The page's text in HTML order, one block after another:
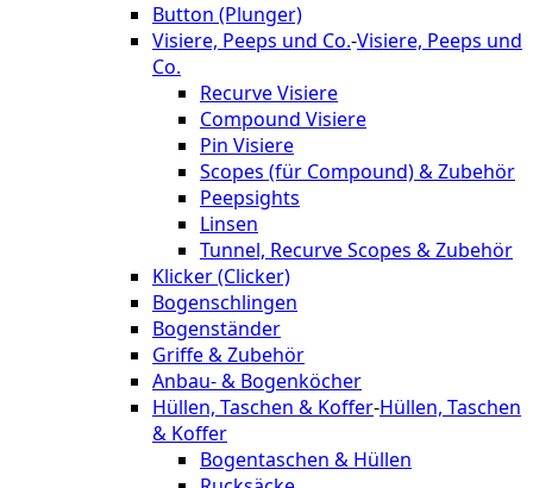
Button (Plunger)
Visiere, Peeps und Co.-Visiere, Peeps und
Co.
Recurve Visiere
Compound Visiere
Pin Visiere
Scopes (für Compound) & Zubehör
Peepsights
Linsen
Tunnel, Recurve Scopes & Zubehör
Klicker (Clicker)
Bogenschlingen
Bogenständer
Griffe & Zubehör
Anbau- & Bogenköcher
Hüllen, Taschen & Koffer-Hüllen, Taschen
& Koffer
Bogentaschen & Hüllen